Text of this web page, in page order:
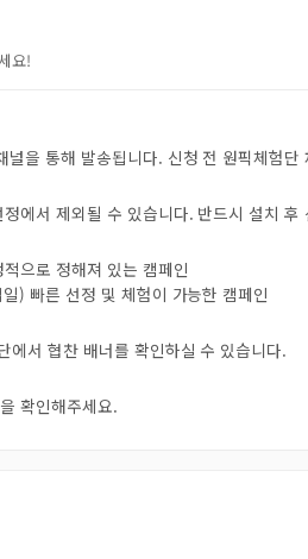
요!
을 통해 발송됩니다. 신청 전 원픽체험단
에서 제외될 수 있습니다. 반드시 설치 후
으로 정해져 있는 캠페인
) 빠른 선정 및 체험이 가능한 캠페인
서 협찬 배너를 확인하실 수 있습니다.
확인해주세요.